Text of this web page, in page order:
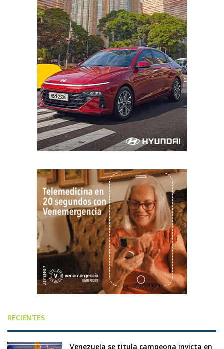
RECIENTES
Venezuela se titula campeona invicta en